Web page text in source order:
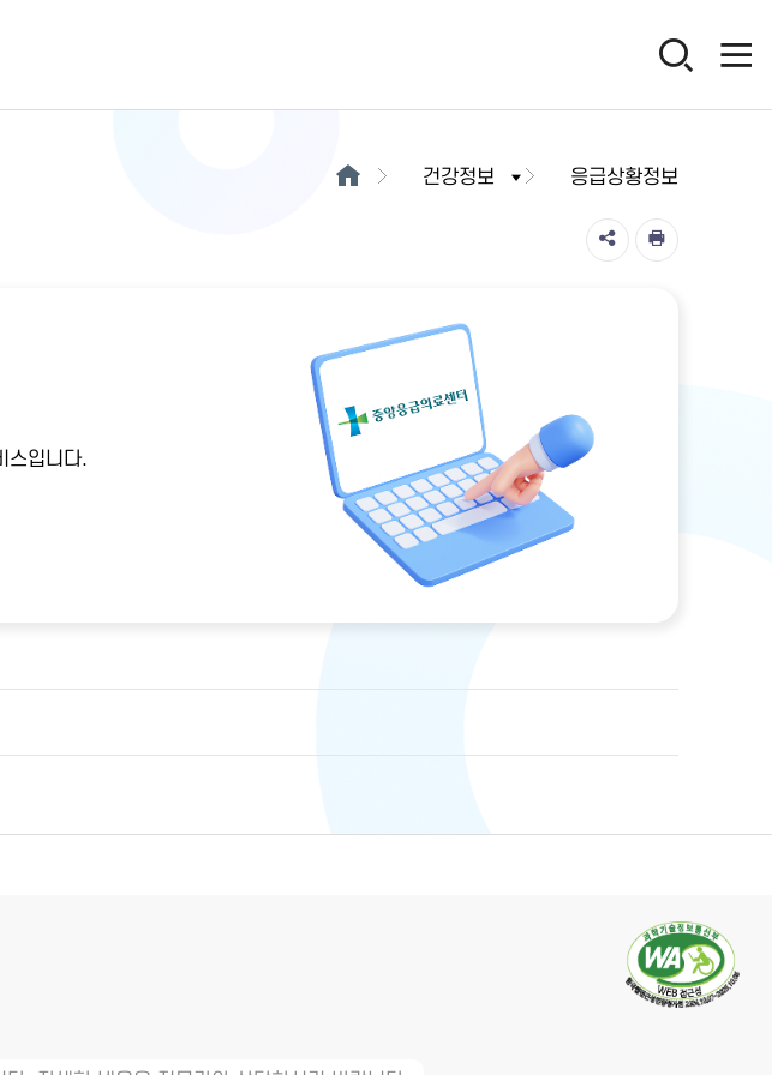
건강정보 응급상황정보
스입니다.